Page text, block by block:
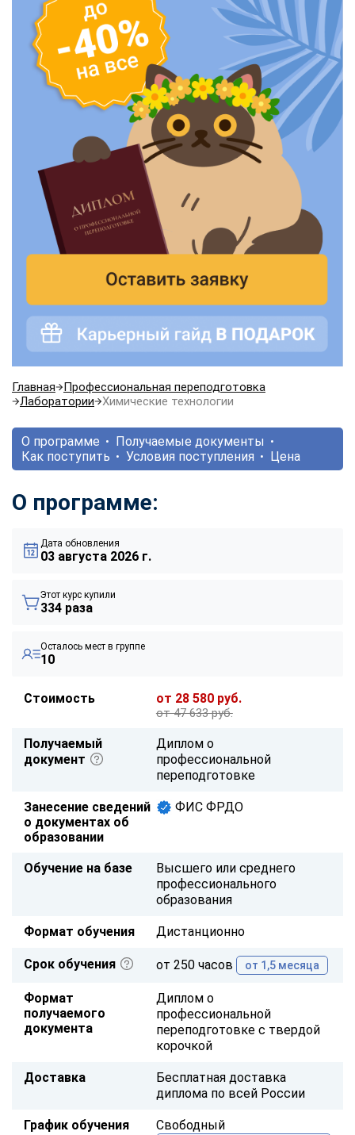
Главная
Профессиональная переподготовка
Лаборатории
Химические технологии
О программе
Получаемые документы
Как поступить
Условия поступления Цена
О программе:
Дата обновления
03 августа 2026 г.
Этот курс купили
334 раза
Осталось мест в группе
10
Стоимость от 28 580 руб.
от 47 633 руб.
Получаемый
документ
Диплом о
профессиональной
переподготовке
Занесение сведений
о документах об
образовании
ФИС ФРДО
Обучение на базе
Высшего или среднего
профессионального
образования
Формат обучения Дистанционно
Срок обучения от 250 часов от 1,5 месяца
Формат
получаемого
документа
Диплом о
профессиональной
переподготовке с твердой
корочкой
Доставка
Бесплатная доставка
диплома по всей России
График обучения Свободный